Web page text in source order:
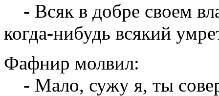
- Всяк в добре своем
когда-нибудь всякий
Фафнир молвил:
- Мало, сужу я, ты